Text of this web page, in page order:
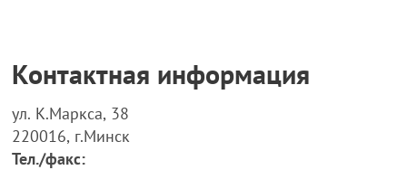
Контактная информация
ул. К.Маркса, 38
220016, г.Минск
Тел./факс: